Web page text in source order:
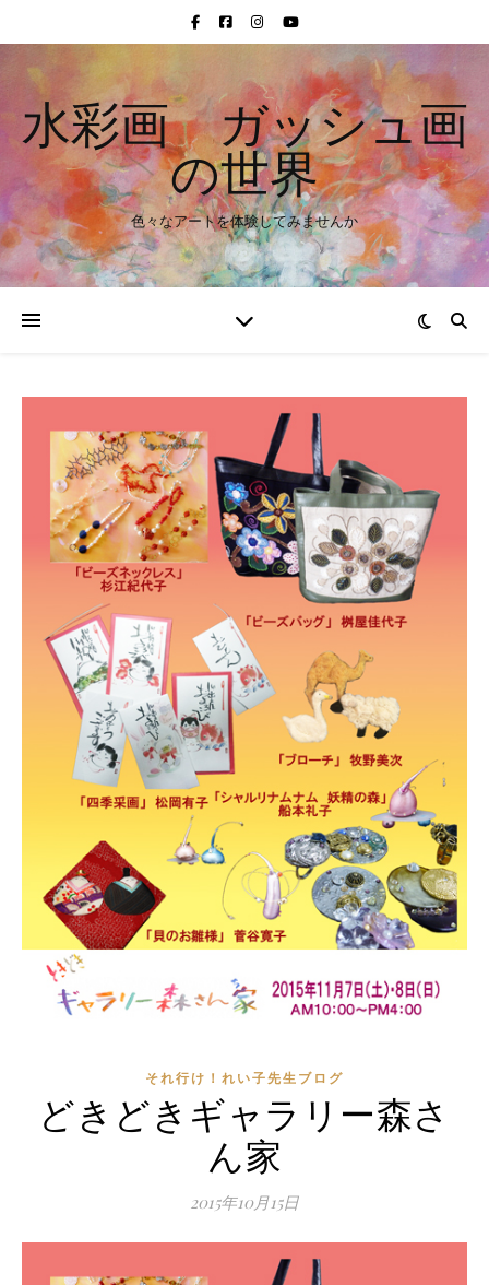
水彩画 ガッシュ画
の世界
色々なアートを体験してみませんか
それ行け！れい子先生ブログ
どきどきギャラリー森さ
ん家
2015年10月15日